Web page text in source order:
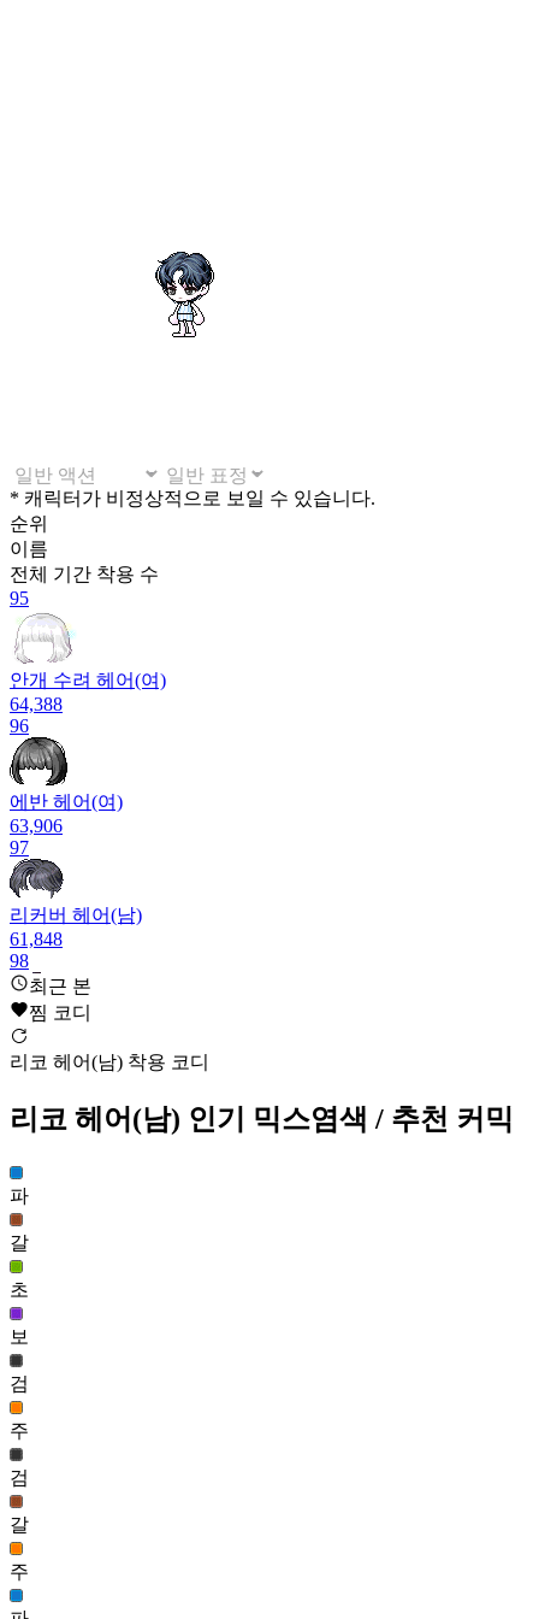
* 캐릭터가 비정상적으로 보일 수 있습니다.
순위
이름
전체 기간 착용 수
95
안개 수려 헤어(여)
64,388
96
에반 헤어(여)
63,906
97
리커버 헤어(남)
61,848
98
수호 헤어(남)
61,830
99
라로즈 헤어(여)
100
제롬 헤어(남)
59,820
101
리코 헤어(남)
59,214
102
아린 헤어(여)
58,347
103
노마드 브리즈 헤어(남)
57,915
104
설아 헤어(여)
최근 본
찜 코디
리코 헤어(남) 착용 코디
리코 헤어(남) 인기 믹스염색 / 추천 커믹
파
갈
초
보
검
주
검
갈
주